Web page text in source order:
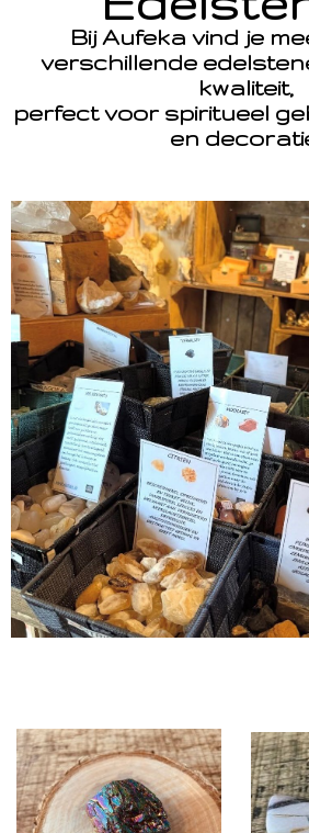
Bij Aufeka vind je
verschillende
kwaliteit,
perfect voor spiritueel
en